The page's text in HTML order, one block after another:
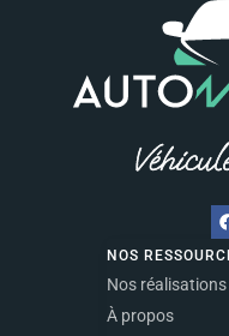
NOS
Nos réalisations
À propos